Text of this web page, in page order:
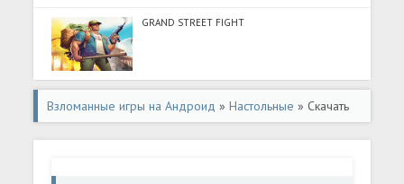
GRAND STREET FIGHT
Взломанные игры на Андроид »Настольные » Скачать
Spider Solitaire: Card Games (Много денег) на Андроид